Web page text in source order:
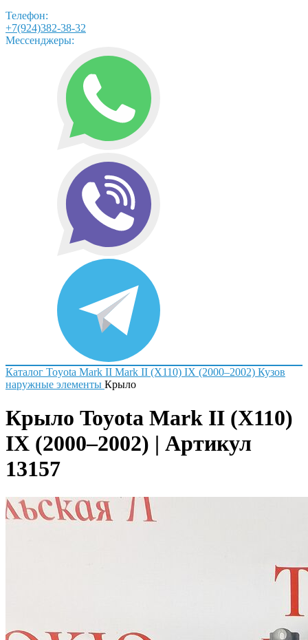
Телефон:
+7(924)382-38-32
Мессенджеры:
Каталог Toyota Mark II Mark II (X110) IX (2000–2002) Кузов
наружные элементы Крыло
Крыло Toyota Mark II (X110)
IX (2000–2002) | Артикул
13157